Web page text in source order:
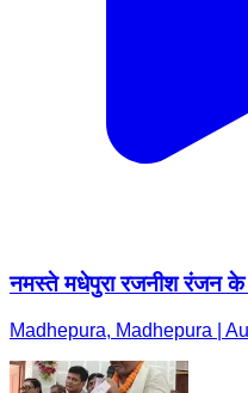
नमस्ते मधेपुरा रजनीश रंजन
Madhepura, Madhepura |